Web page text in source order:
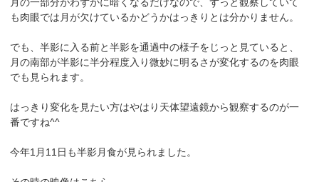
も肉眼では月が欠けているかどうかはっきりとは分かりません。
でも、半影に入る前と半影を通過中の様子をじっと見ていると、
月の南部が半影に半分程度入り微妙に明るさが変化するのを肉眼
でも見られます。
はっきり変化を見たい方はやはり天体望遠鏡から観察するのが一
番ですね^^
今年1月11日も半影月食が見られました。